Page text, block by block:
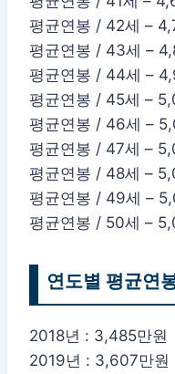
평균연봉 / 42세 –
평균연봉 / 43세 –
평균연봉 / 44세 –
평균연봉 / 45세 –
평균연봉 / 46세 –
평균연봉 / 47세 –
평균연봉 / 48세 –
평균연봉 / 49세 –
평균연봉 / 50세 –
연도별 평균연
2018년 : 3,485만원
2019년 : 3,607만원